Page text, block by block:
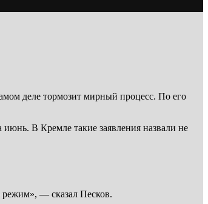
деле тормозит мирный процесс. По его
В Кремле такие заявления назвали не
режим», — сказал Песков.